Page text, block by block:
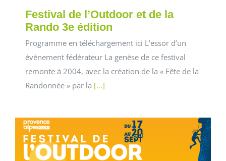
Festival de l’Outdoor et de la
Rando 3e édition
Programme en téléchargement ici L’essor d’un
évènement fédérateur La genèse de ce festival
remonte à 2004, avec la création de la « Fête de la
Randonnée » par la [...]